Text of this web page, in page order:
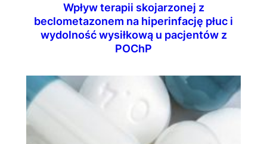
Wpływ terapii skojarzonej z
beclometazonem na hiperinfację płuc i
wydolność wysiłkową u pacjentów z
POChP